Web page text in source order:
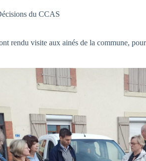
du CCAS
rendu visite aux ainés de la commune,